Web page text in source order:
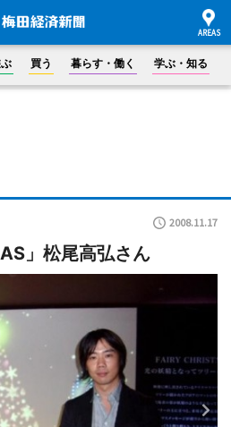
買う 暮らす・働く 学ぶ・知る
2008.11.17
」松尾高弘さん